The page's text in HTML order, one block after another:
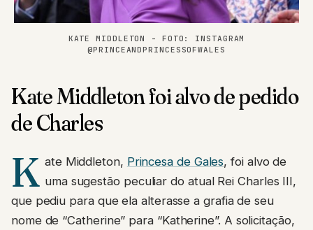
KATE MIDDLETON - FOTO: INSTAGRAM
@PRINCEANDPRINCESSOFWALES
Kate Middleton foi alvo de pedido
de Charles
K ate Middleton, Princesa de Gales, foi alvo de
uma sugestão peculiar do atual Rei Charles III,
que pediu para que ela alterasse a grafia de seu
nome de “Catherine” para “Katherine”. A solicitação,